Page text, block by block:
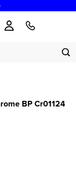
BP Cr01124